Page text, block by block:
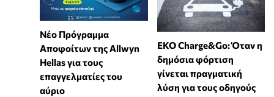
Νέο Πρόγραμμα
Αποφοίτων της Allwyn
Hellas για τους
επαγγελματίες του
αύριο
EKO Charge&Go: Όταν η
δημόσια φόρτιση
γίνεται πραγματική
λύση για τους οδηγούς